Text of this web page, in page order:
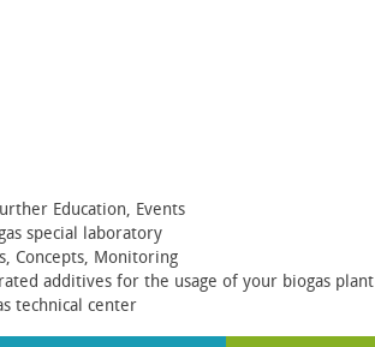
Education, Events
special laboratory
Concepts, Monitoring
additives for the usage of your biogas plant
technical center